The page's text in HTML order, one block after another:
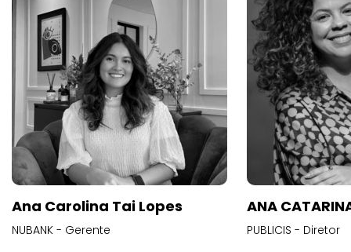
Ana Carolina Tai Lopes
NUBANK - Gerente
ANA
PUBLICIS - Diretor